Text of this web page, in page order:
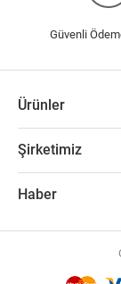
Güvenli
Ürünler
Şirketimiz
Haber